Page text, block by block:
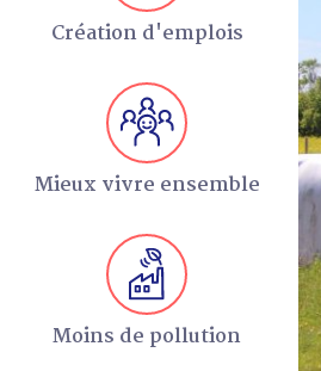
Création d'emplois
Mieux vivre ensemble
Moins de pollution